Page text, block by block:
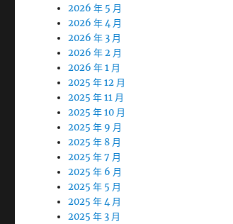
2026 年 5 月
2026 年 4 月
2026 年 3 月
2026 年 2 月
2026 年 1 月
2025 年 12 月
2025 年 11 月
2025 年 10 月
2025 年 9 月
2025 年 8 月
2025 年 7 月
2025 年 6 月
2025 年 5 月
2025 年 4 月
2025 年 3 月